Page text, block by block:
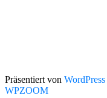
Präsentiert von WordPress
WPZOOM